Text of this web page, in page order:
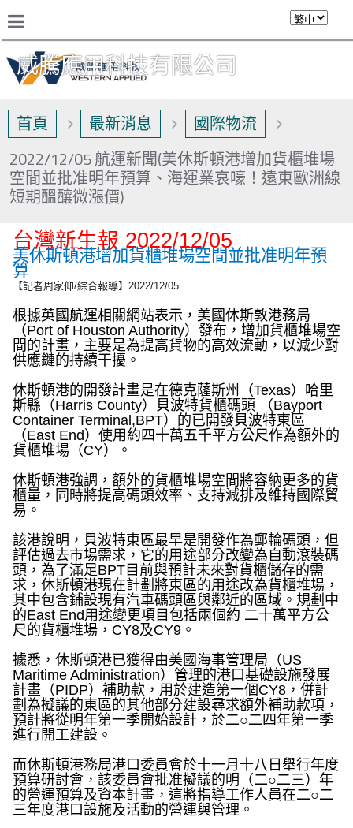
威騰應用科技有限公司
首頁 最新消息
國際物流
2022/12/05 航運新聞(美休斯頓港增加貨櫃堆場
空間並批准明年預算、海運業哀嚎！遠東歐洲線
短期醞釀微漲價)
台灣新生報 2022/12/05
美休斯頓港增加貨櫃堆場空間並批准明年預
算
【記者周家仰/綜合報導】 2022/12/05
根據英國航運相關網站表示，美國休斯敦港務局
（Port of Houston Authority）發布，增加貨櫃堆場空
間的計畫，主要是為提高貨物的高效流動，以減少對
供應鏈的持續干擾。
休斯頓港的開發計畫是在德克薩斯州（Texas）哈里
斯縣（Harris County）貝波特貨櫃碼頭 （Bayport
Container Terminal,BPT）的已開發貝波特東區
（East End ）使用約四十萬五千平方公尺作為額外的
貨櫃堆場（CY）。
休斯頓港強調，額外的貨櫃堆場空間將容納更多的貨
櫃量，同時將提高碼頭效率、支持減排及維持國際貿
易。
該港說明，貝波特東區最早是開發作為郵輪碼頭，但
評估過去市場需求，它的用途部分改變為自動滾裝碼
頭，為了滿足BPT 目前與預計未來對貨櫃儲存的需
求，休斯頓港現在計劃將東區的用途改為貨櫃堆場，
其中包含鋪設現有汽車碼頭區與鄰近的區域。規劃中
的East End用途變更項目包括兩個約 二十萬平方公
尺的貨櫃堆場， CY8及CY9 。
據悉，休斯頓港已獲得由美國海事管理局（US
Maritime Administration）管理的港口基礎設施發展
計畫（PIDP）補助款，用於建造第一個CY8 ，併計
劃為擬議的東區的其他部分建設尋求額外補助款項，
預計將從明年第一季開始設計，於二○二四年第一季
進行開工建設。
而休斯頓港務局港口委員會於十一月十八日舉行年度
預算研討會，該委員會批准擬議的明（二○二三）年
的營運預算及資本計畫，這將指導工作人員在二○二
三年度港口設施及活動的營運與管理。